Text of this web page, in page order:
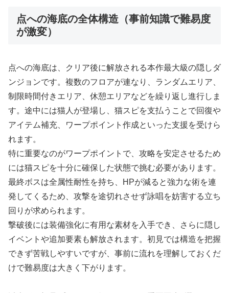
点への海底の全体構造（事前知識で難易度
が激変）
点への海底は、クリア後に解放される本作最大級の隠しダ
ンジョンです。複数のフロアが連なり、ランダムエリア、
制限時間付きエリア、休憩エリアなどを繰り返し進行しま
す。途中には猫人が登場し、猫スピを支払うことで回復や
アイテム補充、ワープポイント作成といった支援を受けら
れます。
特に重要なのがワープポイントで、攻略を安定させるため
には猫スピを十分に確保した状態で挑む必要があります。
最終ボスは全属性耐性を持ち、HPが減ると強力な術を連
発してくるため、攻撃を途切れさせず詠唱を妨害する立ち
回りが求められます。
撃破後には装備強化に有用な素材を入手でき、さらに隠し
イベントや追加要素も解放されます。初見では構造を把握
できず苦戦しやすいですが、事前に流れを理解しておくだ
けで難易度は大きく下がります。